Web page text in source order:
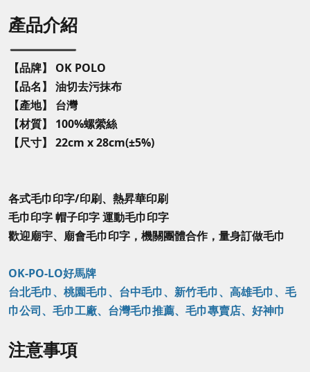
產品介紹
【品牌】 OK POLO
【品名】 油切去污抹布
【產地】 台灣
【材質】 100%螺縈絲
【尺寸】 22cm x 28cm(±5%)
各式毛巾印字/印刷、熱昇華印刷
毛巾印字 帽子印字 運動毛巾印字
歡迎廟宇、廟會毛巾印字，機關團體合作，量身訂做毛巾
OK-PO-LO好馬牌
台北毛巾、桃園毛巾、台中毛巾、新竹毛巾、高雄毛巾、毛
巾公司、毛巾工廠、台灣毛巾推薦、毛巾專賣店、好神巾
注意事項